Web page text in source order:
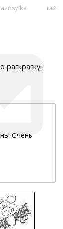
раскраску!
Очень